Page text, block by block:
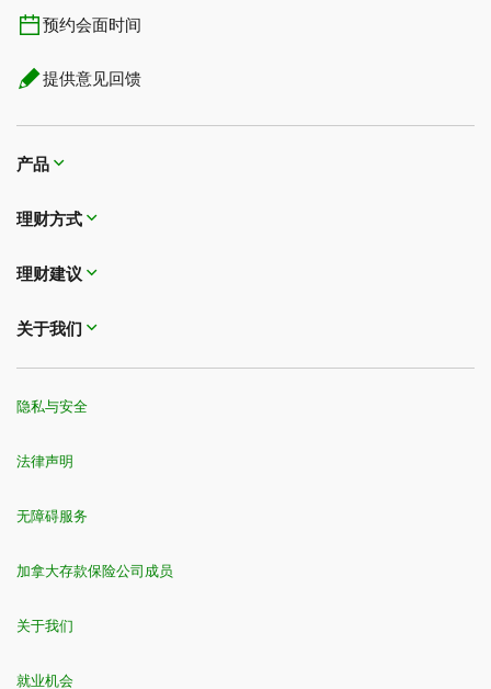
预约会面时间
提供意见回馈
产品
理财方式
理财建议
关于我们
隐私与安全
法律声明
无障碍服务
加拿大存款保险公司成员
关于我们
就业机会